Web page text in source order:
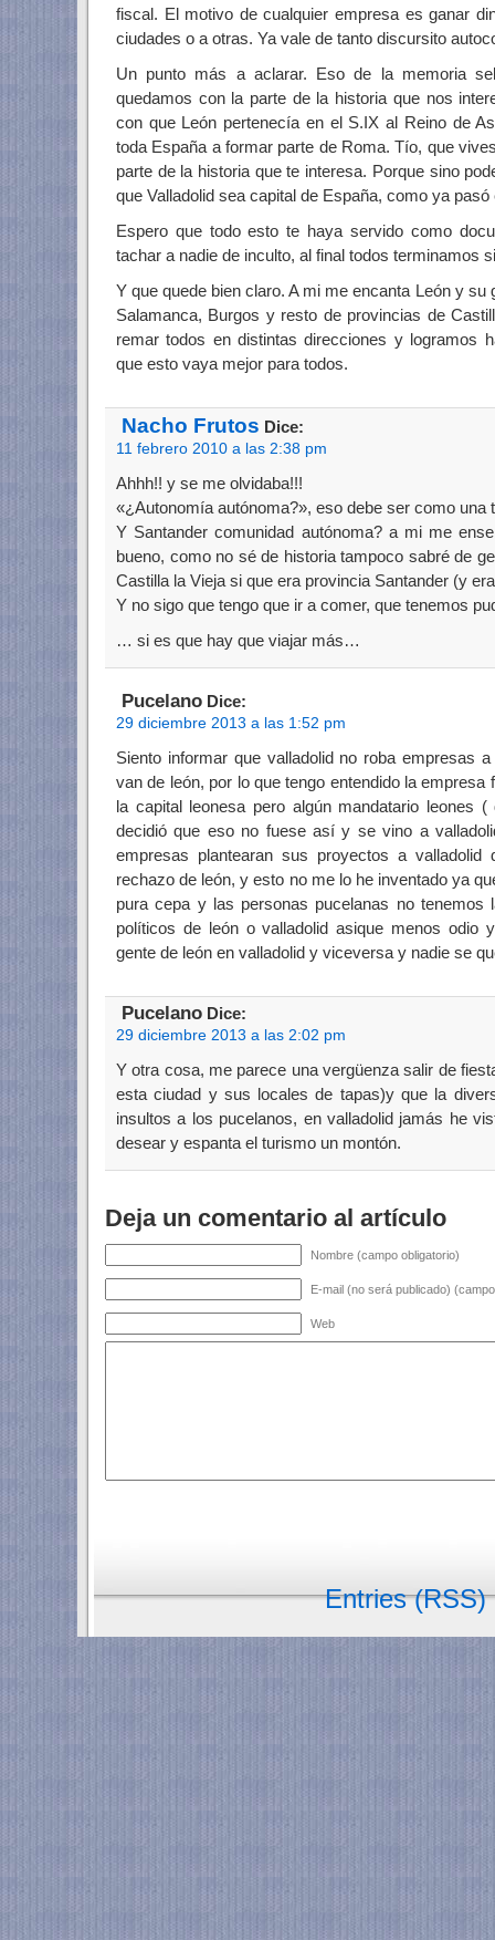
fiscal. El motivo de cualquier empresa es ganar
ciudades o a otras. Ya vale de tanto discursito
Un punto más a aclarar. Eso de la memoria
quedamos con la parte de la historia que nos
con que León pertenecía en el S.IX al Reino de
toda España a formar parte de Roma. Tío, que
parte de la historia que te interesa. Porque sino
que Valladolid sea capital de España, como ya
Espero que todo esto te haya servido como
tachar a nadie de inculto, al final todos terminamos
Y que quede bien claro. A mi me encanta León y su
Salamanca, Burgos y resto de provincias de
remar todos en distintas direcciones y logramos
que esto vaya mejor para todos.
Nacho Frutos Dice:
11 febrero 2010 a las 2:38 pm
Ahhh!! y se me olvidaba!!!
«¿Autonomía autónoma?», eso debe ser como una
Y Santander comunidad autónoma? a mi me
bueno, como no sé de historia tampoco sabré de
Castilla la Vieja si que era provincia Santander (y
Y no sigo que tengo que ir a comer, que tenemos
… si es que hay que viajar más…
Pucelano Dice:
29 diciembre 2013 a las 1:52 pm
Siento informar que valladolid no roba empresas
van de león, por lo que tengo entendido la empresa
la capital leonesa pero algún mandatario leones
decidió que eso no fuese así y se vino a
empresas plantearan sus proyectos a valladolid
rechazo de león, y esto no me lo he inventado ya
pura cepa y las personas pucelanas no
políticos de león o valladolid asique menos odio
gente de león en valladolid y viceversa y nadie se
Pucelano Dice:
29 diciembre 2013 a las 2:02 pm
Y otra cosa, me parece una vergüenza salir de
esta ciudad y sus locales de tapas)y que la
insultos a los pucelanos, en valladolid jamás he
desear y espanta el turismo un montón.
Deja un comentario al artículo
Nombre (campo obligatorio)
E-mail (no será publicado)
Web
Entries (RSS)